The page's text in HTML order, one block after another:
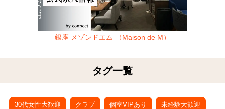
銀座 メゾンドエム （Maison de M）
タグ一覧
30代女性大歓迎 クラブ 個室VIPあり 未経験大歓迎